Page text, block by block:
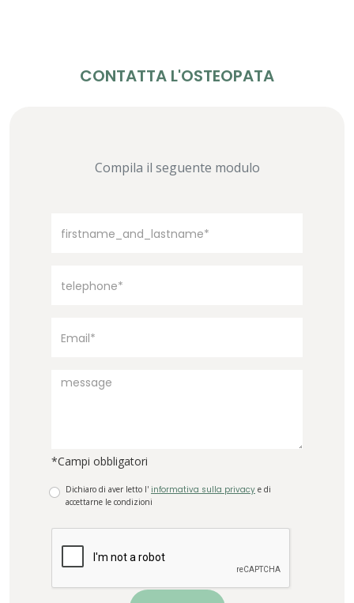
CONTATTA L'OSTEOPATA
Compila il seguente modulo
*Campi obbligatori
Dichiaro di aver letto l' informativa sulla privacy e di
accettarne le condizioni